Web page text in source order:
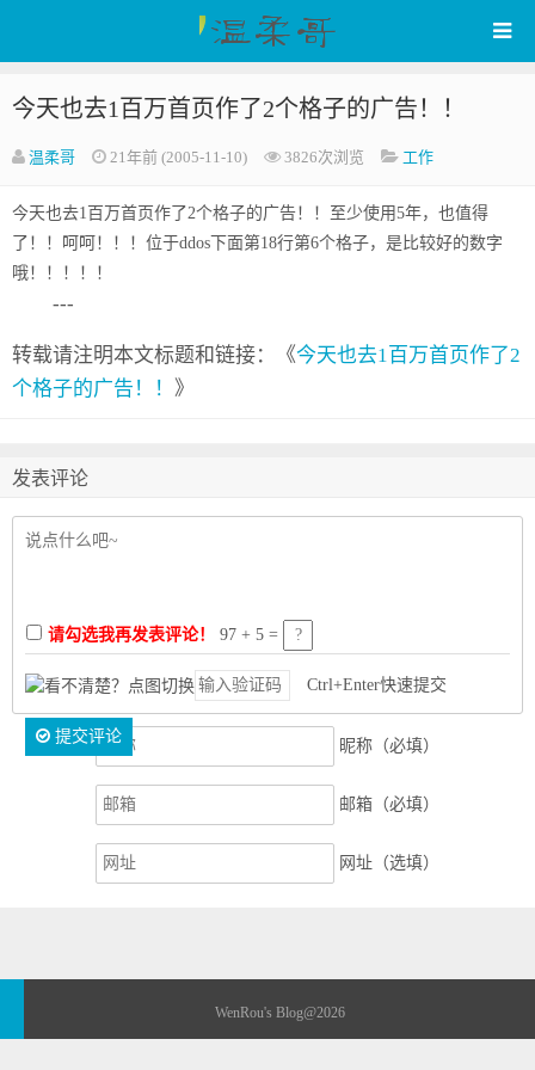
WenRou's Blog
今天也去1百万首页作了2个格子的广告！！
温柔哥 21年前 (2005-11-10) 3826次浏览 工作
今天也去1百万首页作了2个格子的广告！！至少使用5年，也值得
了！！呵呵！！！位于ddos下面第18行第6个格子，是比较好的数字
哦！！！！！
---
转载请注明本文标题和链接：《今天也去1百万首页作了2
个格子的广告！！ 》
发表评论
请勾选我再发表评论！ 97 + 5 =
Ctrl+Enter快速提交
提交评论
昵称（必填）
邮箱（必填）
网址（选填）
WenRou's Blog@2026